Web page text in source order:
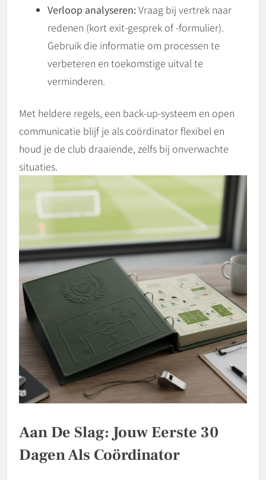
Verloop analyseren:Vraag bij vertrek naar
redenen (kort exit-gesprek of -formulier).
Gebruik die informatie om processen te
verbeteren en toekomstige uitval te
verminderen.
Met heldere regels, een back-up-systeem en open
communicatie blijf je als coördinator flexibel en
houd je de club draaiende, zelfs bij onverwachte
situaties.
Aan De Slag: Jouw Eerste 30
Dagen Als Coördinator